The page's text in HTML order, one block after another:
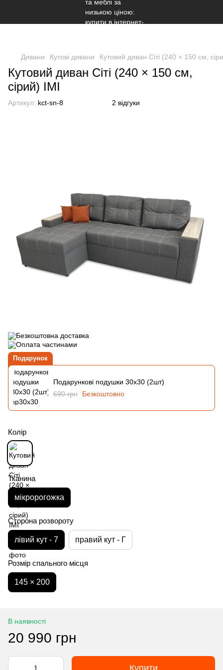
Дивани Кутові дивани Кутовий диван Сіті (240 × 150 см,
Кутовий диван Сіті (240 × 150 см,
сірий) IMI
Артикул: kct-sn-8 2 відгуки
Подарунок
Подарункові подушки 30х30 (2шт)
690 грн
Безкоштовно
Колір
Тканина
мікророгожка
Сторона розвороту
лівий кут - 7 правий кут - Г
Розмір спального місця
145 × 200
В наявності
20 990 грн
Купити